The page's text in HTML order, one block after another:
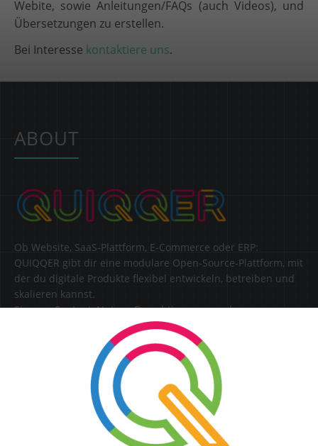
Webite, sowie Anleitungen/FAQs (auch Videos), und
Übersetzungen zu erstellen.
Bei Interesse kontaktiere uns.
ABOUT
Ob Website, SaaS-Plattform, E-Commerce oder ERP:
QUIQQER gibt dir eine modulare Open-Source-Plattform, mit
der du digitale Produkte flexibel entwickeln, betreiben und
skalieren kannst.
Steuere Content, Nutzer, Berechtigungen und
Erweiterungen zentral in einer Lösung.